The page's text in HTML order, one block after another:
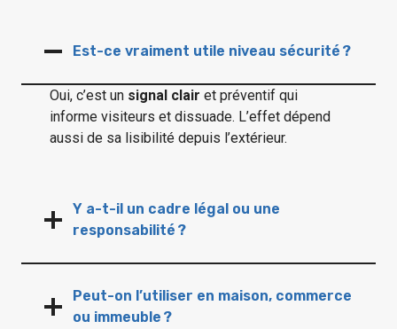
Est-ce vraiment utile niveau sécurité ?
Oui, c’est un signal clair et préventif qui
informe visiteurs et dissuade. L’effet dépend
aussi de sa lisibilité depuis l’extérieur.
Y a-t-il un cadre légal ou une
responsabilité ?
Peut-on l’utiliser en maison, commerce
ou immeuble ?